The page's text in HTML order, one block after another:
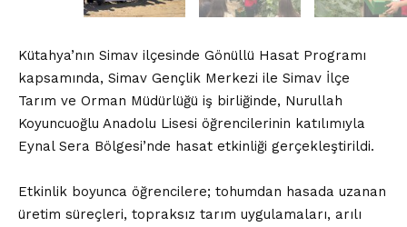
Kütahya’nın Simav ilçesinde Gönüllü Hasat Programı
kapsamında, Simav Gençlik Merkezi ile Simav İlçe
Tarım ve Orman Müdürlüğü iş birliğinde, Nurullah
Koyuncuoğlu Anadolu Lisesi öğrencilerinin katılımıyla
Eynal Sera Bölgesi’nde hasat etkinliği gerçekleştirildi.
Etkinlik boyunca öğrencilere; tohumdan hasada uzanan
üretim süreçleri, topraksız tarım uygulamaları, arılı